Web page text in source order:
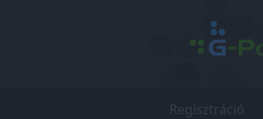
Regisztráció